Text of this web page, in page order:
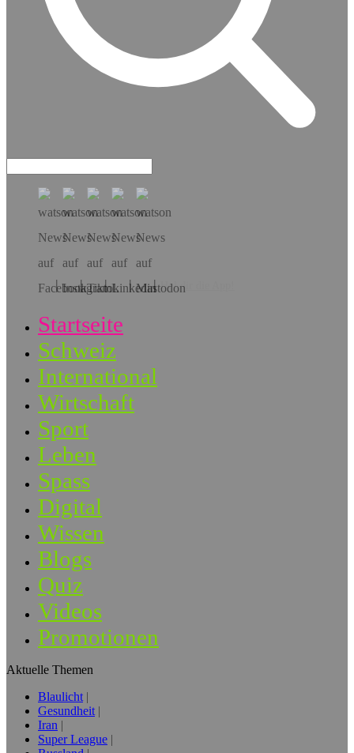
Hol dir die App!
Startseite
Schweiz
International
Wirtschaft
Sport
Leben
Spass
Digital
Wissen
Blogs
Quiz
Videos
Promotionen
Aktuelle Themen
Blaulicht
Gesundheit
Iran
Super League